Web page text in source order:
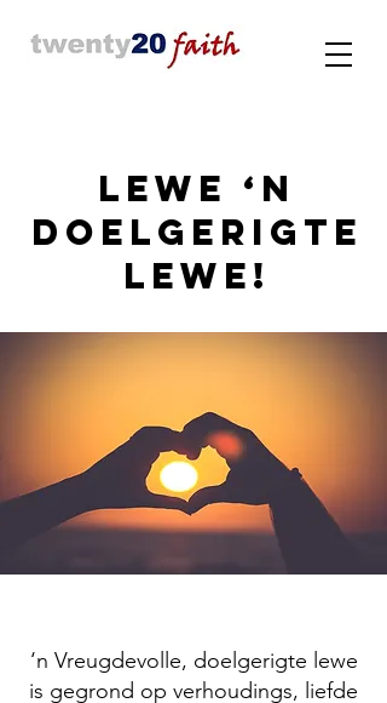
Lewe ‘n
Doelgerigte
Lewe!
‘n Vreugdevolle, doelgerigte lewe
is gegrond op verhoudings, liefde